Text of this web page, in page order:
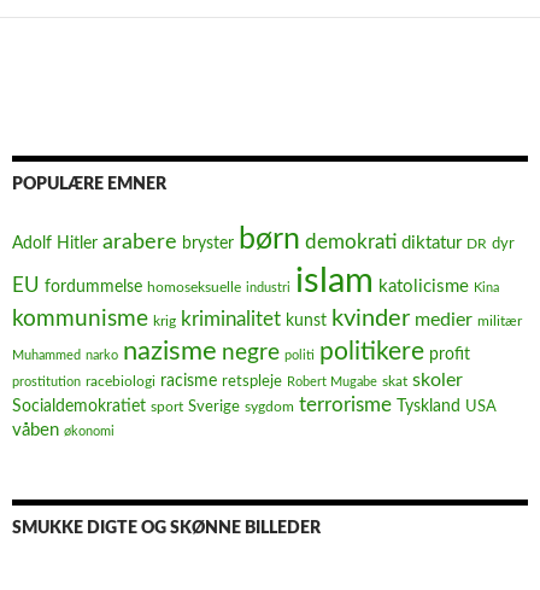
POPULÆRE EMNER
Adolf Hitler arabere bryster børn demokrati diktatur DR dyr
EU fordummelse homoseksuelle industri islam katolicisme Kina
kommunisme krig kriminalitet kunst kvinder medier militær
Muhammed narko nazisme negre politi politikere profit
prostitution racebiologi racisme retspleje Robert Mugabe skat skoler
Socialdemokratiet sport Sverige sygdom terrorisme Tyskland USA
våben økonomi
SMUKKE DIGTE OG SKØNNE BILLEDER